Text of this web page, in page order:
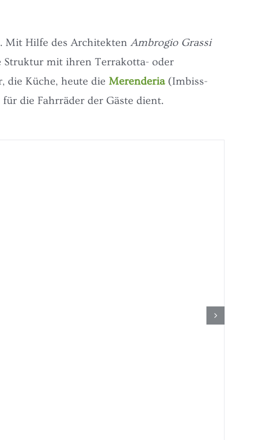
Mit Hilfe des Architekten Ambrogio Grassi
Struktur mit ihren Terrakotta- oder
die Küche, heute die Merenderia (Imbiss-
die Fahrräder der Gäste dient.